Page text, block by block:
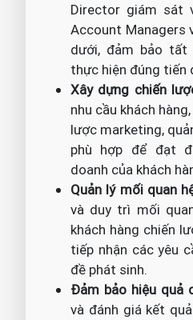
Director giám sát
Account Managers
dưới, đảm bảo
thực hiện đúng tiến
Xây dựng chiến
nhu cầu khách
lược marketing,
phù hợp để đạt
doanh của khách
Quản lý mối quan
và duy trì mối
khách hàng chiến
tiếp nhận các yêu
đề phát sinh.
Đảm bảo hiệu quả
và đánh giá kết